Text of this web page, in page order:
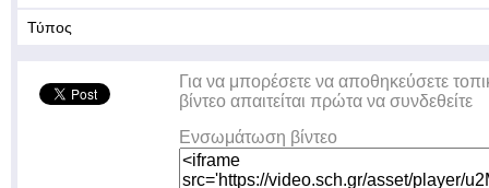
Τύπος
Για να μπορέσετε να αποθηκεύσετε
βίντεο απαιτείται πρώτα να συνδεθείτε
Ενσωμάτωση βίντεο